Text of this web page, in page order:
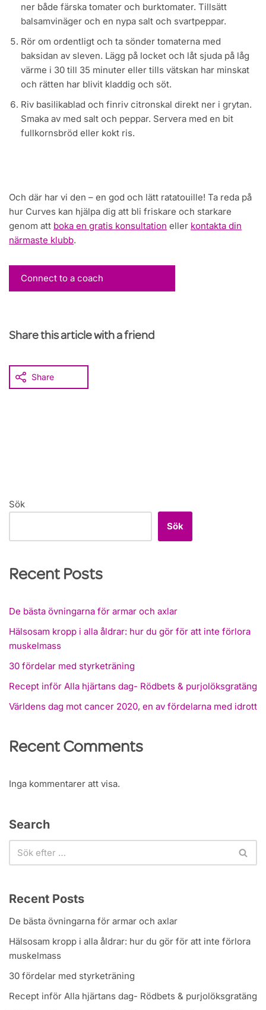
ner både färska tomater och burktomater. Tillsätt
balsamvinäger och en nypa salt och svartpeppar.
Rör om ordentligt och ta sönder tomaterna med
baksidan av sleven. Lägg på locket och låt sjuda på låg
värme i 30 till 35 minuter eller tills vätskan har minskat
och rätten har blivit kladdig och söt.
Riv basilikablad och finriv citronskal direkt ner i grytan.
Smaka av med salt och peppar. Servera med en bit
fullkornsbröd eller kokt ris.
Och där har vi den – en god och lätt ratatouille! Ta reda på
hur Curves kan hjälpa dig att bli friskare och starkare
genom att boka en gratis konsultation eller kontakta din
närmaste klubb.
Connect to a coach
Share this article with a friend
Share
Sök
Sök
Recent Posts
De bästa övningarna för armar och axlar
Hälsosam kropp i alla åldrar: hur du gör för att inte förlora
muskelmass
30 fördelar med styrketräning
Recept inför Alla hjärtans dag- Rödbets & purjolöksgratäng
Världens dag mot cancer 2020, en av fördelarna med idrott
Recent Comments
Inga kommentarer att visa.
Search
Recent Posts
De bästa övningarna för armar och axlar
Hälsosam kropp i alla åldrar: hur du gör för att inte förlora
muskelmass
30 fördelar med styrketräning
Recept inför Alla hjärtans dag- Rödbets & purjolöksgratäng